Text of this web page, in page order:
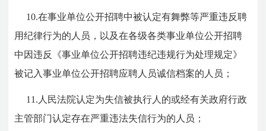
10.在事业单位公开招聘中被认定有舞弊等严重违反聘
用纪律行为的人员，以及在各级各类事业单位公开招聘
中因违反《事业单位公开招聘违纪违规行为处理规定》
被记入事业单位公开招聘应聘人员诚信档案的人员；
11.人民法院认定为失信被执行人的或经有关政府行政
主管部门认定存在严重违法失信行为的人员；